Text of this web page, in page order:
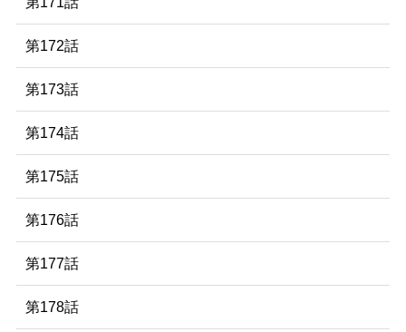
第172話
第173話
第174話
第175話
第176話
第177話
第178話